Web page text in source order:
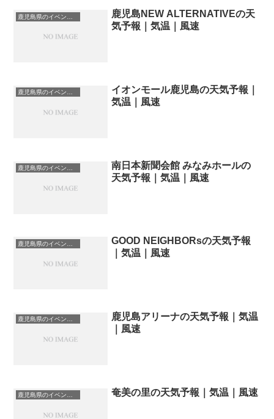
鹿児島NEW ALTERNATIVEの天
気予報｜気温｜風速
鹿児島県のイベント会場一覧
イオンモール鹿児島の天気予報｜
気温｜風速
南日本新聞会館 みなみホールの
天気予報｜気温｜風速
GOOD NEIGHBORsの天気予報
｜気温｜風速
鹿児島県のイベント会場一覧
鹿児島アリーナの天気予報｜気温
｜風速
奄美の里の天気予報｜気温｜風速